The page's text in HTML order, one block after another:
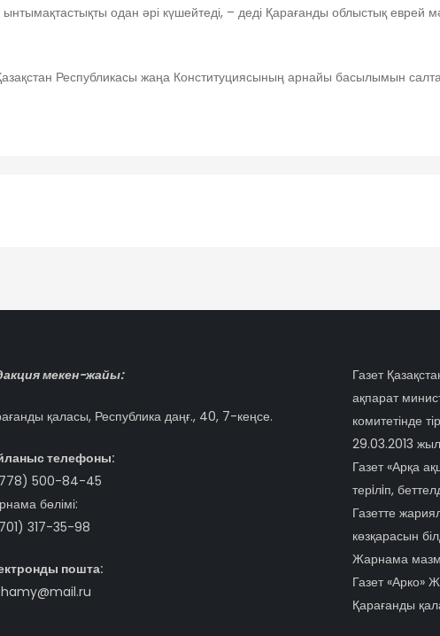
одан әрі күшейтеді, – деді Қарағанды облыстық еврей
Республикасы жаңа Конституциясының арнайы басылымын
мекен-жайы:
қаласы, Республика даңғ., 40, 7-кеңсе.
телефоны:
500-84-45
бөлімі:
317-35-98
пошта:
Газет
ақпарат
комитетінде
29.03.2013
Газет «Арқа
терiлiп,
Газетте
көзқарасын
Жарнама
Газет «Арко»
Қарағанды